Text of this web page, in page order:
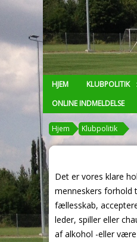
HJEM KLUBPOLITIK
ONLINE INDMELDELSE
Hjem Klubpolitik
Det er vores klare
menneskers forhold
fællesskab,
leder, spiller eller
af alkohol -eller